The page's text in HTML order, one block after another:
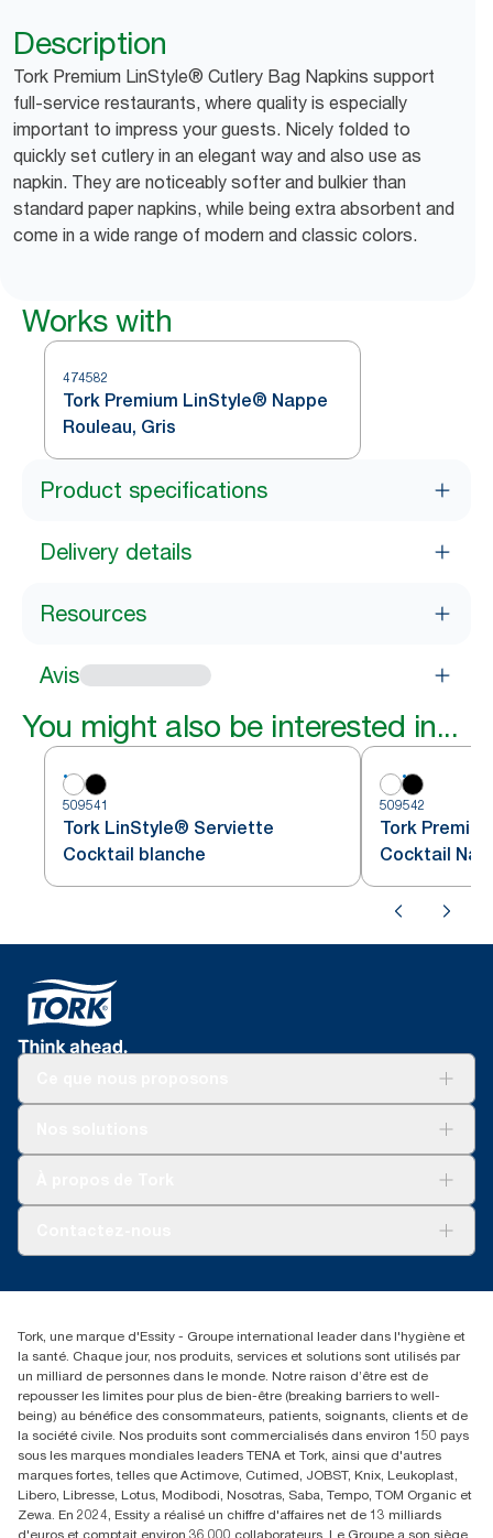
Description
Tork Premium LinStyle® Cutlery Bag Napkins support
full-service restaurants, where quality is especially
important to impress your guests. Nicely folded to
quickly set cutlery in an elegant way and also use as
napkin. They are noticeably softer and bulkier than
standard paper napkins, while being extra absorbent and
come in a wide range of modern and classic colors.
Works with
474582
Tork Premium LinStyle® Nappe
Rouleau, Gris
Product specifications
Delivery details
Resources
Avis
You might also be interested in...
509541
Tork LinStyle® Serviette
Cocktail blanche
509542
Tork
Cocktail
Reclamation pour distributeurs
+41 (0)848/810152
Essity Switzerland AG
Parkstraße 1b
6214 Schenkon
Lundi-jeudi 8:00-16:30 | Vendredi 8:00-15:00
GLN: 7609999000928
Tork, une marque d'Essity - Groupe international leader dans l'hygiène et
la santé. Chaque jour, nos produits, services et solutions sont utilisés par
un milliard de personnes dans le monde. Notre raison d’être est de
repousser les limites pour plus de bien-être (breaking barriers to well-
being) au bénéfice des consommateurs, patients, soignants, clients et de
la société civile. Nos produits sont commercialisés dans environ 150 pays
sous les marques mondiales leaders TENA et Tork, ainsi que d'autres
marques fortes, telles que Actimove, Cutimed, JOBST, Knix, Leukoplast,
Libero, Libresse, Lotus, Modibodi, Nosotras, Saba, Tempo, TOM Organic et
Zewa. En 2024, Essity a réalisé un chiffre d'affaires net de 13 milliards
d'euros et comptait environ 36.000 collaborateurs. Le Groupe a son siège